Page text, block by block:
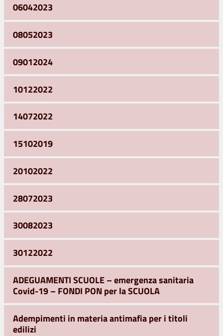
06042023
08052023
09012024
10122022
14072022
15102019
20102022
28072023
30082023
30122022
ADEGUAMENTI SCUOLE – emergenza sanitaria
Covid-19 – FONDI PON per la SCUOLA
Adempimenti in materia antimafia per i titoli
edilizi